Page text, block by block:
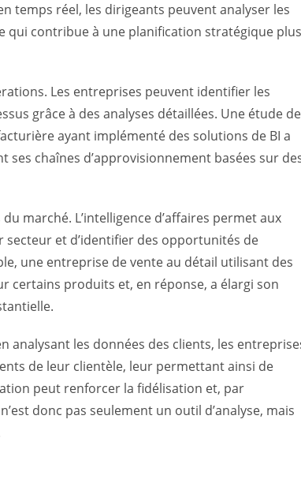
temps réel, les dirigeants peuvent analyser les
qui contribue à une planification stratégique plus
Les entreprises peuvent identifier les
grâce à des analyses détaillées. Une étude de
ayant implémenté des solutions de BI a
chaînes d’approvisionnement basées sur
marché. L’intelligence d’affaires permet aux
secteur et d’identifier des opportunités de
une entreprise de vente au détail utilisant des
certains produits et, en réponse, a élargi son
analysant les données des clients, les
de leur clientèle, leur permettant ainsi de
peut renforcer la fidélisation et, par
donc pas seulement un outil d’analyse, mais